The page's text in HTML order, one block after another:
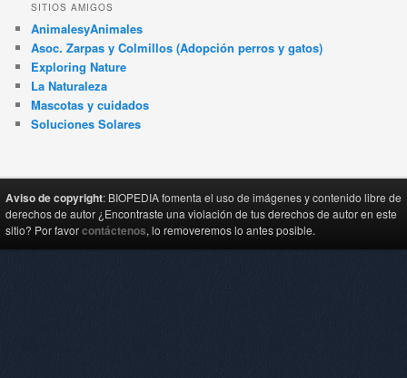
SITIOS AMIGOS
AnimalesyAnimales
Asoc. Zarpas y Colmillos (Adopción perros y gatos)
Exploring Nature
La Naturaleza
Mascotas y cuidados
Soluciones Solares
Aviso de copyright: BIOPEDIA fomenta el uso de imágenes y contenido libre de
derechos de autor ¿Encontraste una violación de tus derechos de autor en este
sitio? Por favorcontáctenos, lo removeremos lo antes posible.